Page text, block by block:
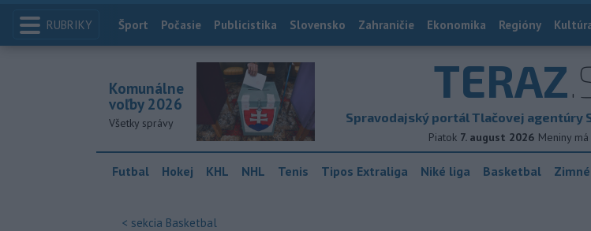
RUBRIKY Index
Šport Počasie Publicistika Slovensko Zahraničie Ekonomika Regióny
TERAZ
Spravodajský portál Tlačovej agentúry
Piatok 7. august 2026 Meniny má
Komunálne
voľby 2026
Všetky správy
Futbal Hokej KHL NHL Tenis Tipos Extraliga Niké liga Basketbal
< sekcia Basketbal